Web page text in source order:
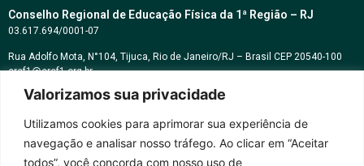
Valorizamos sua privacidade
Utilizamos cookies para aprimorar sua experiência de
navegação e analisar nosso tráfego. Ao clicar em “Aceitar
todos”, você concorda com nosso uso de
Conselho Regional de Educação Física da 1ª Região – RJ
03.617.694/0001-07
Rua Adolfo Mota, N°104, Tijuca, Rio de Janeiro/RJ – Brasil CEP 20540-100
cref1@cref1.org.br
Assessoria de comunicação:
Horários de atendimento: